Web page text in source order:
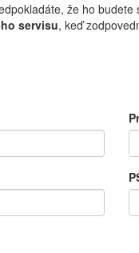
že ho
servisu, keď